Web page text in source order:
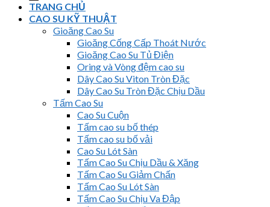
TRANG CHỦ
CAO SU KỸ THUẬT
Gioăng Cao Su
Gioăng Cống Cấp Thoát Nước
Gioăng Cao Su Tủ Điện
Oring và Vòng đệm cao su
Dây Cao Su Viton Tròn Đặc
Dây Cao Su Tròn Đặc Chịu Dầu
Tấm Cao Su
Cao Su Cuộn
Tấm cao su bố thép
Tấm cao su bố vải
Cao Su Lót Sàn
Tấm Cao Su Chịu Dầu & Xăng
Tấm Cao Su Giảm Chấn
Tấm Cao Su Lót Sàn
Tấm Cao Su Chịu Va Đập